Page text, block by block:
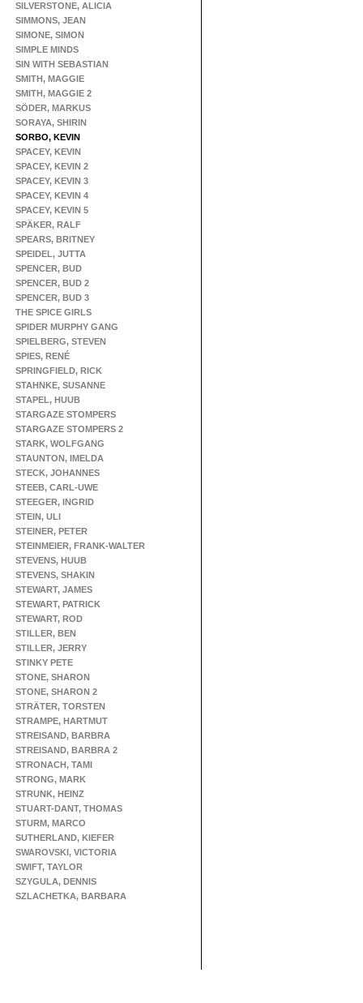
SILVERSTONE, ALICIA
SIMMONS, JEAN
SIMONE, SIMON
SIMPLE MINDS
SIN WITH SEBASTIAN
SMITH, MAGGIE
SMITH, MAGGIE 2
SÖDER, MARKUS
SORAYA, SHIRIN
SORBO, KEVIN
SPACEY, KEVIN
SPACEY, KEVIN 2
SPACEY, KEVIN 3
SPACEY, KEVIN 4
SPACEY, KEVIN 5
SPÄKER, RALF
SPEARS, BRITNEY
SPEIDEL, JUTTA
SPENCER, BUD
SPENCER, BUD 2
SPENCER, BUD 3
THE SPICE GIRLS
SPIDER MURPHY GANG
SPIELBERG, STEVEN
SPIES, RENÉ
SPRINGFIELD, RICK
STAHNKE, SUSANNE
STAPEL, HUUB
STARGAZE STOMPERS
STARGAZE STOMPERS 2
STARK, WOLFGANG
STAUNTON, IMELDA
STECK, JOHANNES
STEEB, CARL-UWE
STEEGER, INGRID
STEIN, ULI
STEINER, PETER
STEINMEIER, FRANK-WALTER
STEVENS, HUUB
STEVENS, SHAKIN
STEWART, JAMES
STEWART, PATRICK
STEWART, ROD
STILLER, BEN
STILLER, JERRY
STINKY PETE
STONE, SHARON
STONE, SHARON 2
STRÄTER, TORSTEN
STRAMPE, HARTMUT
STREISAND, BARBRA
STREISAND, BARBRA 2
STRONACH, TAMI
STRONG, MARK
STRUNK, HEINZ
STUART-DANT, THOMAS
STURM, MARCO
SUTHERLAND, KIEFER
SWAROVSKI, VICTORIA
SWIFT, TAYLOR
SZYGULA, DENNIS
SZLACHETKA, BARBARA